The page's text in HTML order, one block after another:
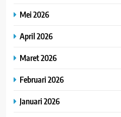
Mei 2026
April 2026
Maret 2026
Februari 2026
Januari 2026